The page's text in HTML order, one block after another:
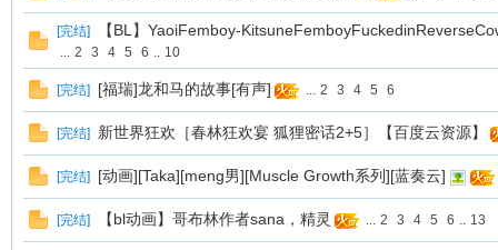
资
[完结] 【BL】YaoiFemboy-
... 2 3 4 5 6 .. 10
[完结] [福瑞]龙和马的故事[有声] ... 2 3 4 5 6
[完结] 新世界狂欢［春林狂欢宴 狐狸密话2+5］【百度云资源】
[完结] [动画][Taka][meng男][Muscle Growth系列][蓝奏云]
[完结] 【bl动画】哥布林作者sana，精灵 ... 2 3 4 5 6 .. 13